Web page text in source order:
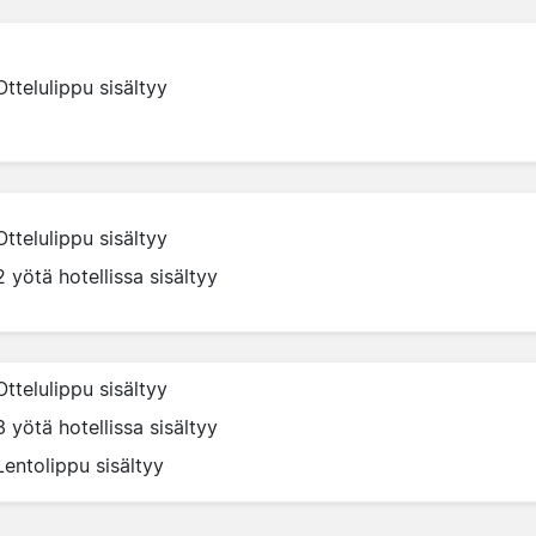
sisältyy
sisältyy
yötä hotellissa sisältyy
sisältyy
yötä hotellissa sisältyy
sisältyy